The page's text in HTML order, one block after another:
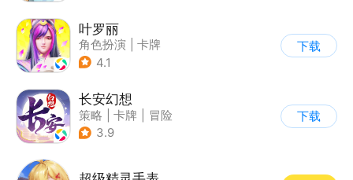
叶罗丽
角色扮演
卡牌
| 影视改编
4.1
下载
长安幻想
策略 卡牌
冒险
| 宠物
3.9
下载